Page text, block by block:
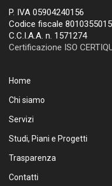
P. IVA 05904240156
Codice fiscale
C.C.I.A.A. n. 1571274
Certificazione ISO
Home
Chi siamo
Servizi
Studi, Piani e Progetti
Trasparenza
Contatti